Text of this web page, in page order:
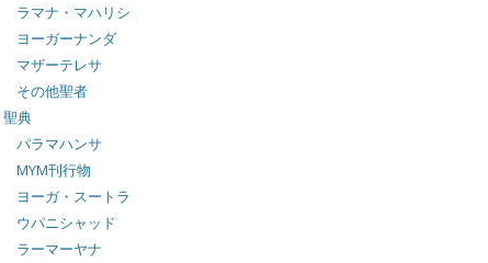
ラマナ・マハリシ
ヨーガーナンダ
マザーテレサ
その他聖者
聖典
パラマハンサ
MYM刊行物
ヨーガ・スートラ
ウパニシャッド
ラーマーヤナ